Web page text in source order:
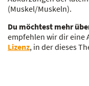
(Muskel/Muskeln).
Du möchtest mehr
empfehlen wir dir eine
Lizenz, in der dieses